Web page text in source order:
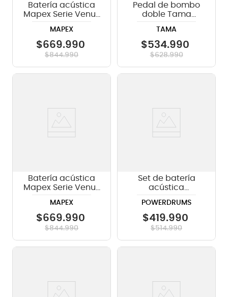
Batería acústica
Mapex Serie Venus
Aqua Blue Sparkle
MAPEX
$669.990
$844.990
Pedal de bombo
doble Tama
Cobra - incluye
case
TAMA
$534.990
$628.990
Batería acústica
Mapex Serie Venus
Blue Sky Sparkle
MAPEX
$669.990
$844.990
Set de batería
acústica
BLM con platillos
Guzel
POWERDRUMS
$419.990
$514.990